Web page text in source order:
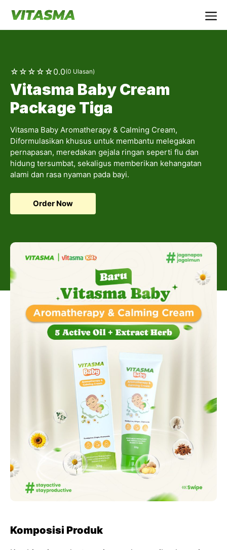
isi
☆ ☆ ☆ ☆ ☆0.0(0 Ulasan)
Vitasma Baby Cream
Package Tiga
Vitasma Baby Aromatherapy & Calming Cream,
Diformulasikan khusus untuk membantu melegakan
pernapasan, meredakan gejala ringan seperti flu dan
hidung tersumbat, sekaligus memberikan kehangatan
alami dan rasa nyaman pada bayi.
Order Now
Komposisi Produk